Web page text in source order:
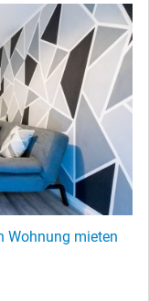
Wohnung mieten